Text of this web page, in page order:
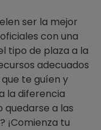
ser la mejor
con una
tipo de plaza a la
adecuados
te guíen y
la diferencia
a las
¡Comienza tu